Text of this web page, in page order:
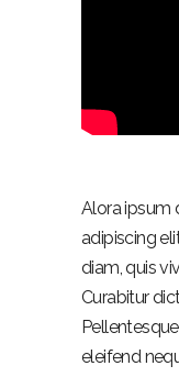
Alora ipsum
adipiscing
diam, quis
Curabitur
eleifend